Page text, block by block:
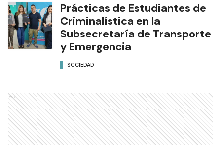
Prácticas de Estudiantes de
Criminalística en la
Subsecretaría de Transporte
y Emergencia
SOCIEDAD
Ads